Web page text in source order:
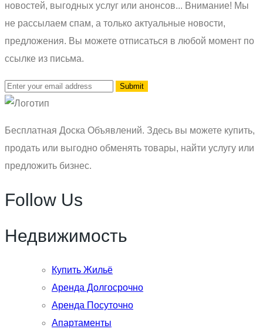
новостей, выгодных услуг или анонсов... Внимание! Мы
не рассылаем спам, а только актуальные новости,
предложения. Вы можете отписаться в любой момент по
ссылке из письма.
Бесплатная Доска Объявлений. Здесь вы можете купить,
продать или выгодно обменять товары, найти услугу или
предложить бизнес.
Follow Us
Недвижимость
Купить Жильё
Аренда Долгосрочно
Аренда Посуточно
Апартаменты